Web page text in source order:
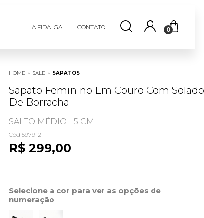
0
A FIDALGA CONTATO
HOME » SALE » SAPATOS
Sapato Feminino Em Couro Com Solado
De Borracha
SALTO MÉDIO - 5 CM
Cód 5979-2
R$ 299,00
Selecione a cor para ver as opções de
numeração